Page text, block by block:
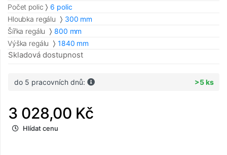
Počet polic
6 polic
Hloubka regálu
300 mm
Šířka regálu
800 mm
Výška regálu
1840 mm
Skladová dostupnost
do 5 pracovních dnů: >5 ks
3 028,00 Kč
Hlídat cenu